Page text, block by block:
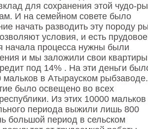
для сохранения этой чудо-
И на семейном совете было
начать разводить эту породу
условия, и есть прудовое
начала процесса нужны были
и мы заложили свои
под 14% . На эти деньги
мальков в Атырауском рыбзаводе.
было освещено во всех
Из этих 10000 мальков
периода выжили лишь 800
большой период в сельском